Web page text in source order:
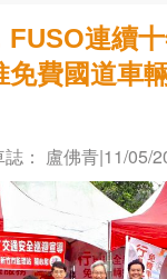
FUSO連續
免費國道車
： 盧佛青|11/05/